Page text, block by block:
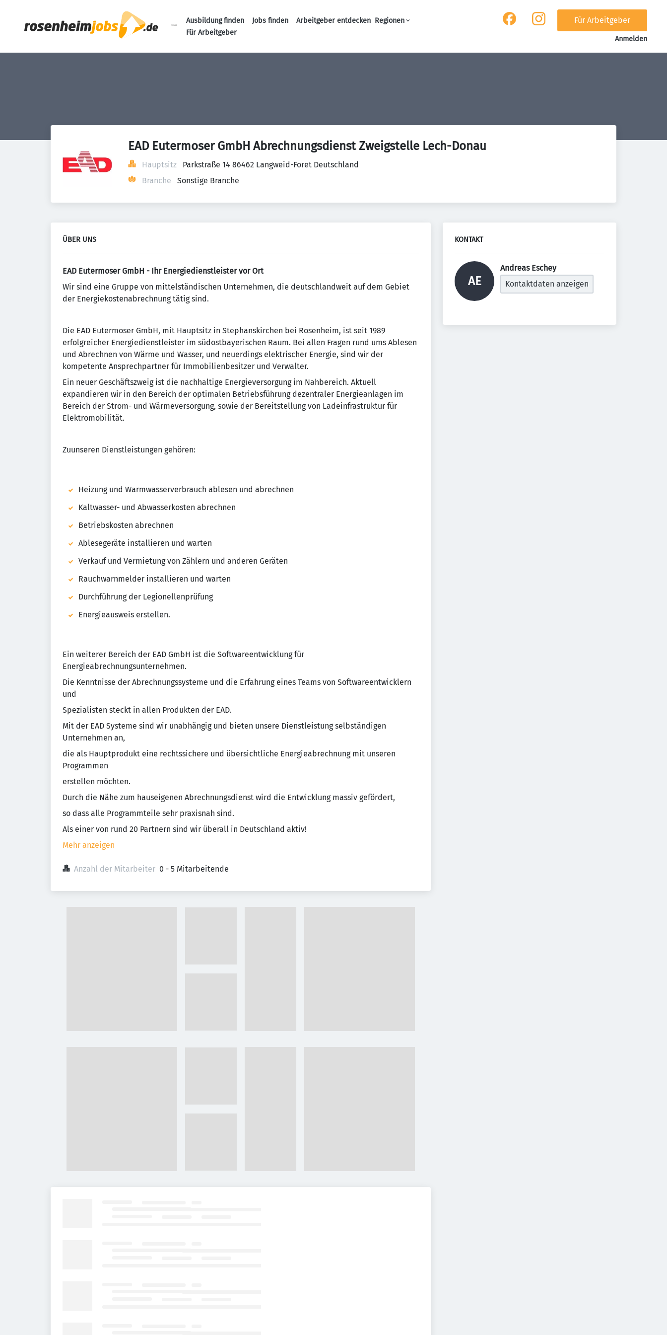
Ausbildung finden Jobs finden Arbeitgeber entdecken Regionen
Für Arbeitgeber
Für Arbeitgeber
Anmelden
EAD Eutermoser GmbH Abrechnungsdienst Zweigstelle Lech-Donau
Hauptsitz
Parkstraße 14 86462 Langweid-Foret Deutschland
Branche
Sonstige Branche
ÜBER UNS
EAD Eutermoser GmbH - Ihr Energiedienstleister vor Ort
Wir sind eine Gruppe von mittelständischen Unternehmen, die deutschlandweit auf dem Gebiet
der Energiekostenabrechnung tätig sind.
Die EAD Eutermoser GmbH, mit Hauptsitz in Stephanskirchen bei Rosenheim, ist seit 1989
erfolgreicher Energiedienstleister im südostbayerischen Raum. Bei allen Fragen rund ums Ablesen
und Abrechnen von Wärme und Wasser, und neuerdings elektrischer Energie, sind wir der
kompetente Ansprechpartner für Immobilienbesitzer und Verwalter.
Ein neuer Geschäftszweig ist die nachhaltige Energieversorgung im Nahbereich. Aktuell
expandieren wir in den Bereich der optimalen Betriebsführung dezentraler Energieanlagen im
Bereich der Strom- und Wärmeversorgung, sowie der Bereitstellung von Ladeinfrastruktur für
Elektromobilität.
Zuunseren Dienstleistungen gehören:
Heizung und Warmwasserverbrauch ablesen und abrechnen
Kaltwasser- und Abwasserkosten abrechnen
Betriebskosten abrechnen
Ablesegeräte installieren und warten
Verkauf und Vermietung von Zählern und anderen Geräten
Rauchwarnmelder installieren und warten
Durchführung der Legionellenprüfung
Energieausweis erstellen.
Ein weiterer Bereich der EAD GmbH ist die Softwareentwicklung für
Energieabrechnungsunternehmen.
Die Kenntnisse der Abrechnungssysteme und die Erfahrung eines Teams von Softwareentwicklern
und
Spezialisten steckt in allen Produkten der EAD.
Mit der EAD Systeme sind wir unabhängig und bieten unsere Dienstleistung selbständigen
Unternehmen an,
die als Hauptprodukt eine rechtssichere und übersichtliche Energieabrechnung mit unseren
Programmen
erstellen möchten.
Durch die Nähe zum hauseigenen Abrechnungsdienst wird die Entwicklung massiv gefördert,
so dass alle Programmteile sehr praxisnah sind.
Als einer von rund 20 Partnern sind wir überall in Deutschland aktiv!
Mehr anzeigen
Anzahl der Mitarbeiter 0 - 5 Mitarbeitende
KONTAKT
AE
Andreas Eschey
Kontaktdaten anzeigen